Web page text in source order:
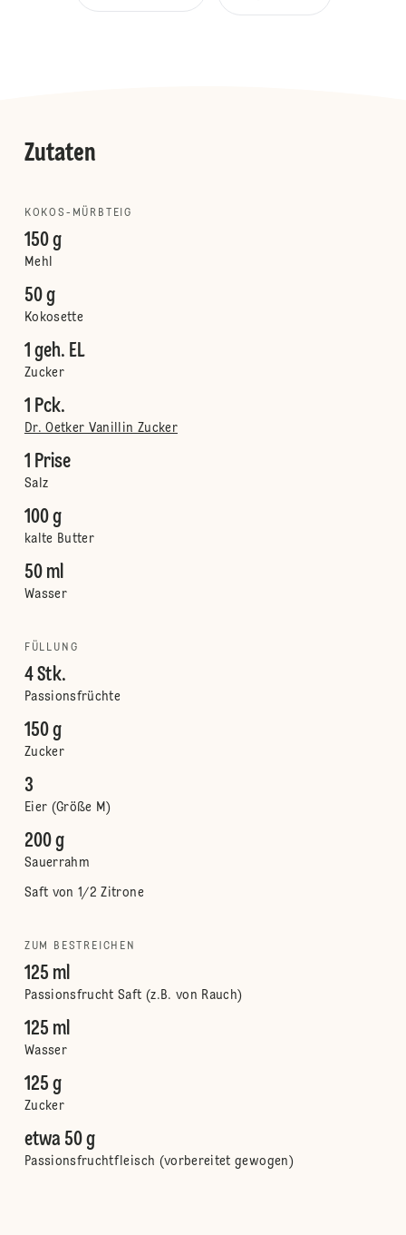
Zutaten
KOKOS-MÜRBTEIG
150 g
Mehl
50 g
Kokosette
1 geh. EL
Zucker
1 Pck.
Dr. Oetker Vanillin Zucker
1 Prise
Salz
100 g
kalte Butter
50 ml
Wasser
FÜLLUNG
4 Stk.
Passionsfrüchte
150 g
Zucker
3
Eier (Größe M)
200 g
Sauerrahm
Saft von 1/2 Zitrone
ZUM BESTREICHEN
125 ml
Passionsfrucht Saft (z.B. von Rauch)
125 ml
Wasser
125 g
Zucker
etwa 50 g
Passionsfruchtfleisch (vorbereitet gewogen)